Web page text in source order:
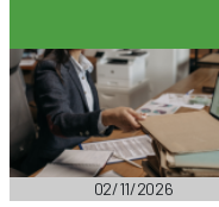
02/11/2026